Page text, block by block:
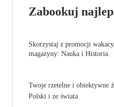
Zabookuj
Skorzystaj z promocji
magazyny: Nauka i Historia.
Twoje rzetelne i obiektywne
Polski i ze świata.